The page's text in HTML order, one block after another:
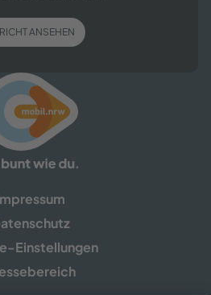
ANSEHEN
Einstellungen